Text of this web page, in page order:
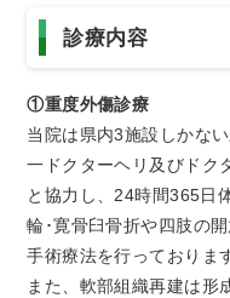
臨床検査
科
診療内容
①重度外傷診療
当院は県内3施設しかな
一ドクターヘリ及びドク
と協力し、24時間365日
輪･寛骨臼骨折や四肢の
手術療法を行っておりま
また、軟部組織再建は形